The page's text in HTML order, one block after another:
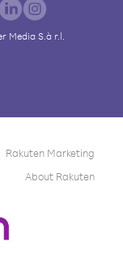
Media S.à r.l.
Rakuten Marketing
About Rakuten